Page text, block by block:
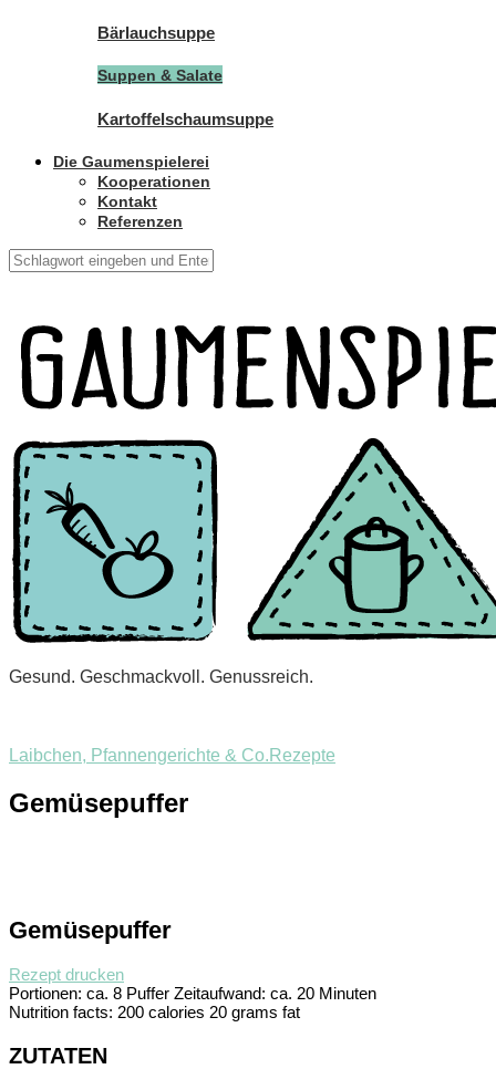
Bärlauchsuppe
Suppen & Salate
Kartoffelschaumsuppe
Die Gaumenspielerei
Kooperationen
Kontakt
Referenzen
Gesund. Geschmackvoll. Genussreich.
Laibchen, Pfannengerichte & Co. Rezepte
Gemüsepuffer
Gemüsepuffer
Rezept drucken
Portionen: ca. 8 Puffer Zeitaufwand: ca. 20 Minuten
Nutrition facts: 200 calories 20 grams fat
ZUTATEN